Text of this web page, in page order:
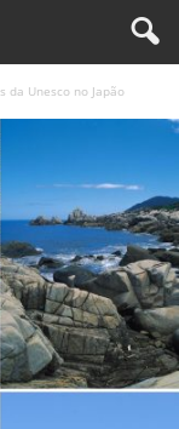
da Unesco no Japão